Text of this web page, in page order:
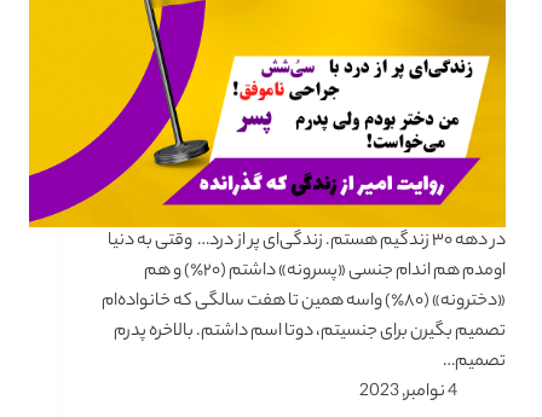
در دهه ۳۰ زندگیم هستم. زندگی‌ای پر از درد… وقتی به دنیا
اومدم هم اندام جنسی «پسرونه» داشتم (۲۰٪) و هم
«دخترونه» (۸۰٪) واسه همین تا هفت سالگی که خانواده‌ام
تصمیم بگیرن برای جنسیتم، دوتا اسم داشتم. بالاخره پدرم
تصمیم…
4 نوامبر, 2023